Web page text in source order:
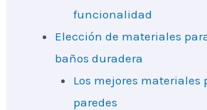
funcionalidad
Elección de materiales
baños duradera
Los mejores materiales
paredes